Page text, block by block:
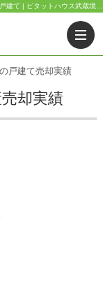
戸建て売却実績
却実績